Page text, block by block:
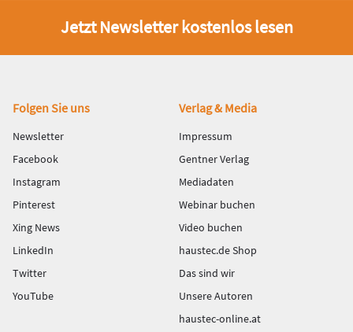
Jetzt Newsletter kostenlos lesen
Fußbereich
Folgen Sie uns
Newsletter
Facebook
Instagram
Pinterest
Xing News
LinkedIn
Twitter
YouTube
Verlag & Media
Impressum
Gentner Verlag
Mediadaten
Webinar buchen
Video buchen
haustec.de Shop
Das sind wir
Unsere Autoren
haustec-online.at